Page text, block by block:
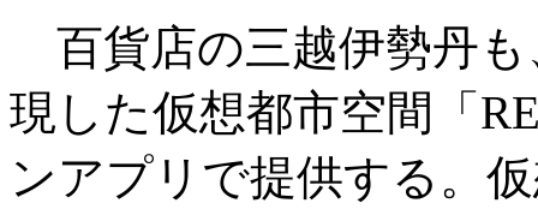
百貨店の三越伊勢丹も
現した仮想都市空間「
ンアプリで提供する。